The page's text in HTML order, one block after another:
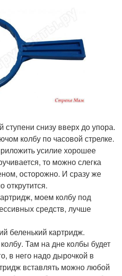
снизу вверх до упора.
колбу по часовой стрелке.
усилие хорошее
то можно слегка
осторожно. И сразу же
открутится.
моем колбу под
средств, лучше
беленький картридж.
Там на дне колбы будет
в него надо дырочкой в
вставлять можно любой